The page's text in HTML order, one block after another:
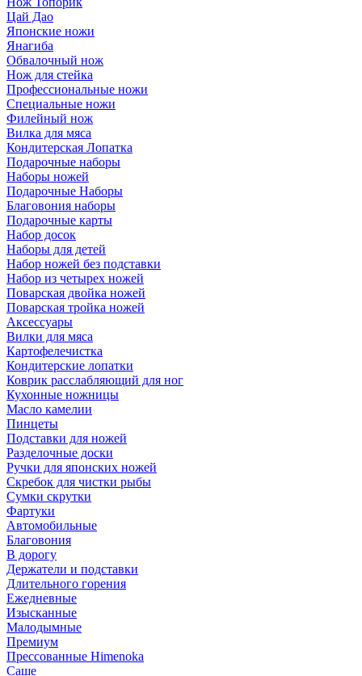
Цай Дао
Японские ножи
Янагиба
Обвалочный нож
Нож для стейка
Профессиональные ножи
Специальные ножи
Филейный нож
Вилка для мяса
Кондитерская Лопатка
Подарочные наборы
Наборы ножей
Подарочные Наборы
Благовония наборы
Подарочные карты
Набор досок
Наборы для детей
Набор ножей без подставки
Набор из четырех ножей
Поварская двойка ножей
Поварская тройка ножей
Аксессуары
Вилки для мяса
Картофелечистка
Кондитерские лопатки
Коврик расслабляющий для ног
Кухонные ножницы
Масло камелии
Пинцеты
Подставки для ножей
Разделочные доски
Ручки для японских ножей
Скребок для чистки рыбы
Сумки скрутки
Фартуки
Автомобильные
Благовония
В дорогу
Держатели и подставки
Длительного горения
Ежедневные
Изысканные
Малодымные
Премиум
Прессованные Himenoka
Саше